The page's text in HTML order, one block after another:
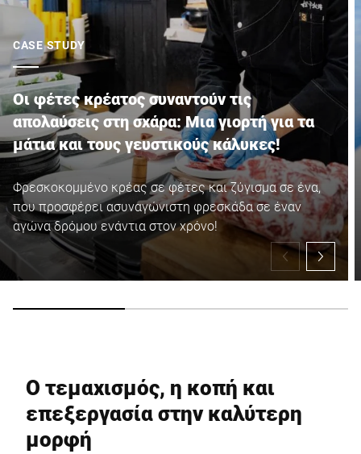
CASE STUDY
Οι φέτες κρέατος συναντούν τις
απολαύσεις στη σχάρα: Μια γιορτή για τα
μάτια και τους γευστικούς κάλυκες!
Φρεσκοκομμένο κρέας σε φέτες και ζύγισμα σε ένα,
που προσφέρει ασυναγώνιστη φρεσκάδα σε έναν
αγώνα δρόμου ενάντια στον χρόνο!
Ο τεμαχισμός, η κοπή και
επεξεργασία στην καλύτερη
μορφή